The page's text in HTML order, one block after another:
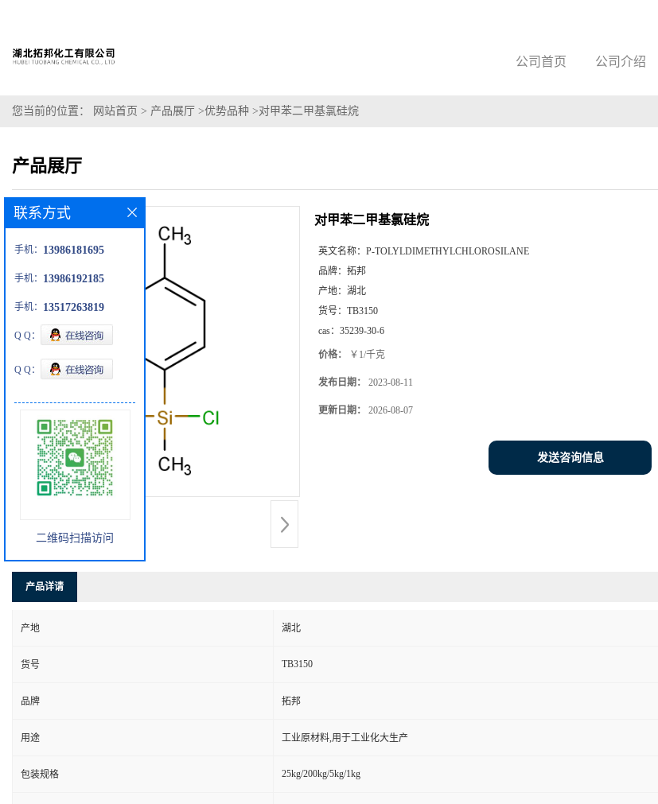
公司首页 公司介绍
您当前的位置： 网站首页 > 产品展厅 >优势品种 >对甲苯二甲基氯硅烷
产品展厅
对甲苯二甲基氯硅烷
英文名称： P-TOLYLDIMETHYLCHLOROSILANE
品牌： 拓邦
产地： 湖北
货号： TB3150
cas： 35239-30-6
价格： ￥1/千克
发布日期： 2023-08-11
更新日期： 2026-08-07
发送咨询信息
产品详请
产地 湖北
货号 TB3150
品牌 拓邦
用途 工业原材料,用于工业化大生产
包装规格 25kg/200kg/5kg/1kg
联系方式
手机： 13986181695
手机： 13986192185
手机： 13517263819
Q Q：
Q Q：
二维码扫描访问